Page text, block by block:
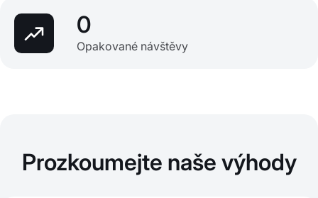
0
Opakované návštěvy
Prozkoumejte naše výhody